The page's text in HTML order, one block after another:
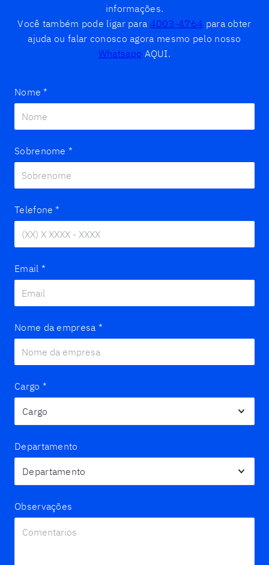
informações.
Você também pode ligar para 4003-4764 para obter
ajuda ou falar conosco agora mesmo pelo nosso
Whatsapp AQUI.
Nome *
Sobrenome *
Telefone *
Email *
Nome da empresa *
Cargo *
Departamento
Observações